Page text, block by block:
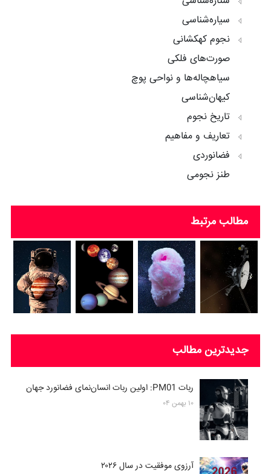
سیاره‌شناسی
نجوم کهکشانی
صورت‌های فلکی
سیاهچاله‌ها و نواحی پوچ
کیهان‌شناسی
تاریخ نجوم
تعاریف و مفاهیم
فضانوردی
طنز نجومی
مطالب مرتبط
جدیدترین مطالب
ربات PM01: اولین ربات انسان‌نمای فضانورد جهان
۱۰ بهمن ۰۴
آرزوی موفقیت در سال ۲۰۲۶